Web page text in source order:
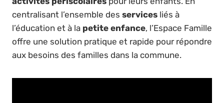
centralisant l’ensemble des services liés à
l’éducation et à la petite enfance, l’Espace Famille
offre une solution pratique et rapide pour répondre
aux besoins des familles dans la commune.